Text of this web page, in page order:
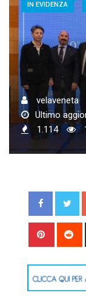
IN EVIDENZA
velaveneta
Ultimo
1.114
Pinterest